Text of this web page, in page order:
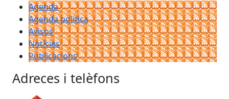
Agenda
Agenda política
Avisos
Notícies
Publicacions
Adreces i telèfons